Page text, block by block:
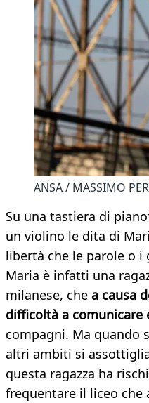
ANSA / MASSIMO
Su una tastiera di
un violino le dita di
libertà che le parole o i
Maria è infatti una
milanese, che a causa
difficoltà a comunicare
compagni. Ma quando
altri ambiti si
questa ragazza ha
frequentare il liceo che